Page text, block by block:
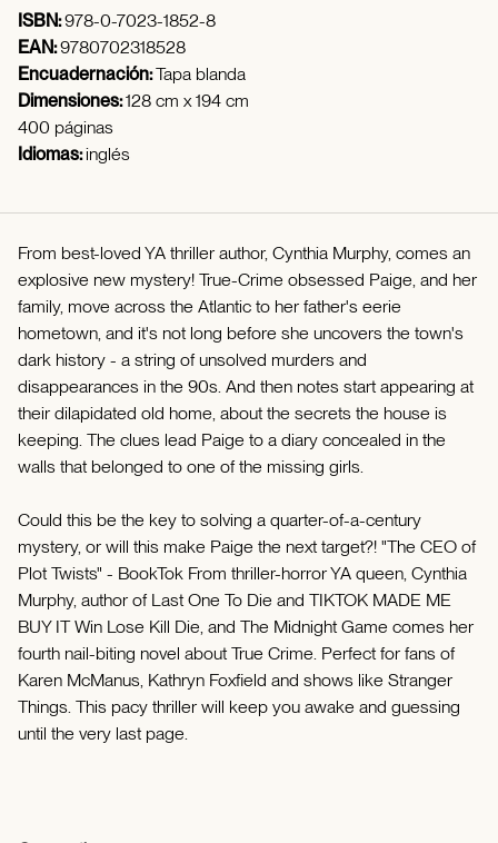
ISBN:978-0-7023-1852-8
EAN:9780702318528
Encuadernación:Tapa blanda
Dimensiones:128 cm x 194 cm
400 páginas
Idiomas:inglés
From best-loved YA thriller author, Cynthia Murphy, comes an
explosive new mystery! True-Crime obsessed Paige, and her
family, move across the Atlantic to her father's eerie
hometown, and it's not long before she uncovers the town's
dark history - a string of unsolved murders and
disappearances in the 90s. And then notes start appearing at
their dilapidated old home, about the secrets the house is
keeping. The clues lead Paige to a diary concealed in the
walls that belonged to one of the missing girls.
Could this be the key to solving a quarter-of-a-century
mystery, or will this make Paige the next target?! "The CEO of
Plot Twists" - BookTok From thriller-horror YA queen, Cynthia
Murphy, author of Last One To Die and TIKTOK MADE ME
BUY IT Win Lose Kill Die, and The Midnight Game comes her
fourth nail-biting novel about True Crime. Perfect for fans of
Karen McManus, Kathryn Foxfield and shows like Stranger
Things. This pacy thriller will keep you awake and guessing
until the very last page.